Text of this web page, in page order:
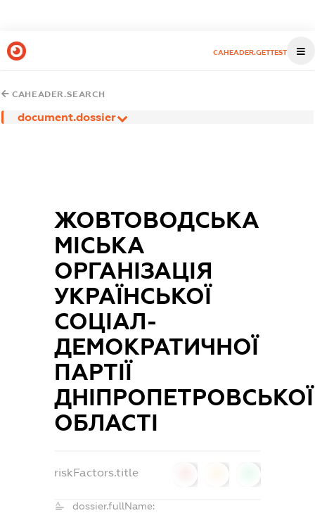
CAHEADER.GETTEST
CAHEADER.SEARCH
document.dossier
ЖОВТОВОДСЬКА
МІСЬКА
ОРГАНІЗАЦІЯ
УКРАЇНСЬКОЇ
СОЦІАЛ-
ДЕМОКРАТИЧНОЇ
ПАРТІЇ
ДНІПРОПЕТРОВСЬКОЇ
ОБЛАСТІ
riskFactors.title
dossier.fullName: